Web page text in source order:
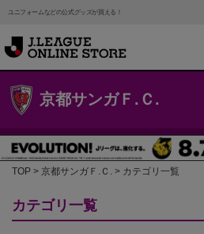
ユニフォームなどの公式グッズが買える！
京都サンガＦ.Ｃ.
TOP 京都サンガＦ.Ｃ. カテゴリ一覧
カテゴリ一覧